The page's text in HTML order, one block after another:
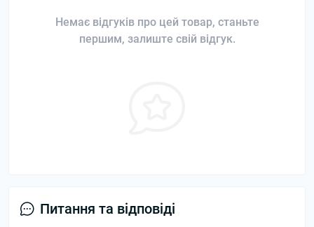
Немає відгуків про цей товар, станьте
першим, залиште свій відгук.
Питання та відповіді